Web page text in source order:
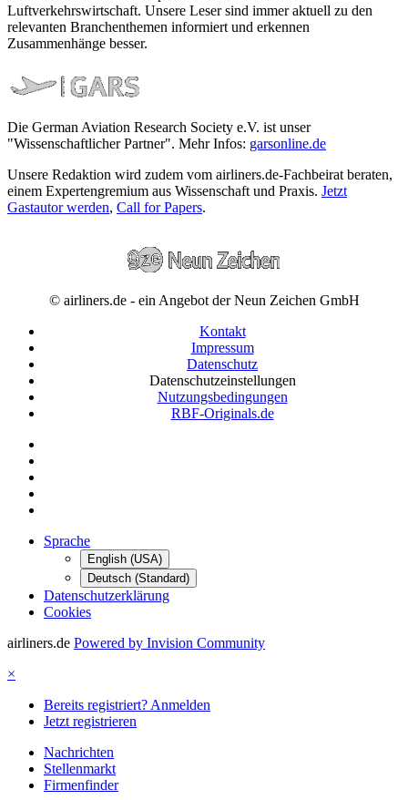
Luftverkehrswirtschaft. Unsere Leser sind immer aktuell zu den
relevanten Branchenthemen informiert und erkennen
Zusammenhänge besser.
Die German Aviation Research Society e.V. ist unser
"Wissenschaftlicher Partner". Mehr Infos: garsonline.de
Unsere Redaktion wird zudem vom airliners.de-Fachbeirat beraten,
einem Expertengremium aus Wissenschaft und Praxis. Jetzt
Gastautor werden, Call for Papers.
© airliners.de - ein Angebot der Neun Zeichen GmbH
Kontakt
Impressum
Datenschutz
Datenschutzeinstellungen
Nutzungsbedingungen
RBF-Originals.de
Sprache
English (USA)
Deutsch (Standard)
Datenschutzerklärung
Cookies
airliners.de Powered by Invision Community
×
Bereits registriert? Anmelden
Jetzt registrieren
Nachrichten
Stellenmarkt
Firmenfinder